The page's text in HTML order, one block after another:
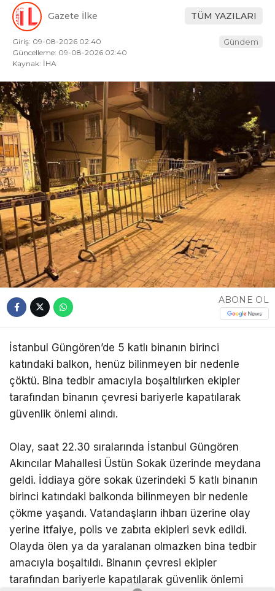
Gazete İlke TÜM YAZILARI
Giriş: 09-08-2026 02:40
Güncelleme: 09-08-2026 02:40
Kaynak: İHA
Gündem
ABONE OL
İstanbul Güngören’de 5 katlı binanın birinci
katındaki balkon, henüz bilinmeyen bir nedenle
çöktü. Bina tedbir amacıyla boşaltılırken ekipler
tarafından binanın çevresi bariyerle kapatılarak
güvenlik önlemi alındı.
Olay, saat 22.30 sıralarında İstanbul Güngören
Akıncılar Mahallesi Üstün Sokak üzerinde meydana
geldi. İddiaya göre sokak üzerindeki 5 katlı binanın
birinci katındaki balkonda bilinmeyen bir nedenle
çökme yaşandı. Vatandaşların ihbarı üzerine olay
yerine itfaiye, polis ve zabıta ekipleri sevk edildi.
Olayda ölen ya da yaralanan olmazken bina tedbir
amacıyla boşaltıldı. Binanın çevresi ekipler
tarafından bariyerle kapatılarak güvenlik önlemi